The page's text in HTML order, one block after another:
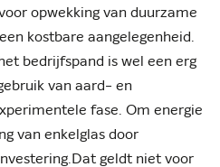
opwekking van duurzame
kostbare aangelegenheid.
bedrijfspand is wel een erg
van aard- en
fase. Om energie
van enkelglas door
geldt niet voor